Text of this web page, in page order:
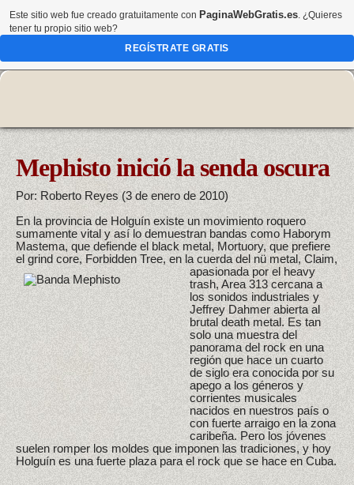
Mephisto inició la senda oscura
Por: Roberto Reyes (3 de enero de 2010)
En la provincia de Holguín existe un movimiento roquero
sumamente vital y así lo demuestran bandas como Haborym
Mastema, que defiende el black metal, Mortuory, que prefiere
el grind core, Forbidden Tree, en la cuerda del nü metal, Claim,
apasionada por el heavy
trash, Area 313 cercana a
los sonidos industriales y
Jeffrey Dahmer abierta al
brutal death metal. Es tan
solo una muestra del
panorama del rock en una
región que hace un cuarto
de siglo era conocida por su
apego a los géneros y
corrientes musicales
nacidos en nuestros país o
con fuerte arraigo en la zona
caribeña. Pero los jóvenes
suelen romper los moldes que imponen las tradiciones, y hoy
Holguín es una fuerte plaza para el rock que se hace en Cuba.
Este sitio web fue creado gratuitamente con PaginaWebGratis.es. ¿Quieres
tener tu propio sitio web?
REGÍSTRATE GRATIS